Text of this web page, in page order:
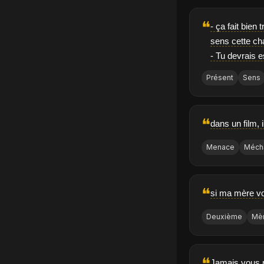
❝- ça fait bien
sens cette
- Tu devrais
Présent Sens
❝dans un film,
Menace
❝si ma mère
Deuxième